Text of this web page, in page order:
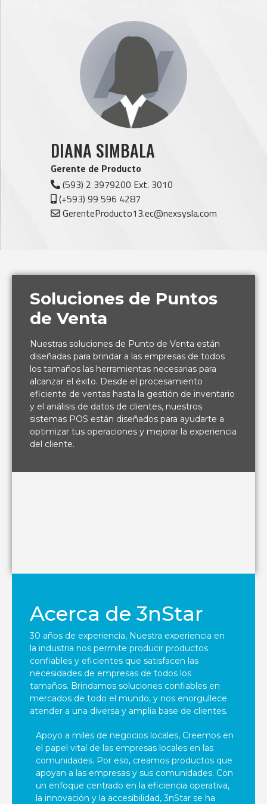
DIANA SIMBALA
Gerente de Producto
(593) 2 3979200 Ext. 3010
(+593) 99 596 4287
GerenteProducto13.ec@nexsysla.com
Soluciones de Puntos
de Venta
Nuestras soluciones de Punto de Venta están
diseñadas para brindar a las empresas de todos
los tamaños las herramientas necesarias para
alcanzar el éxito. Desde el procesamiento
eficiente de ventas hasta la gestión de inventario
y el análisis de datos de clientes, nuestros
sistemas POS están diseñados para ayudarte a
optimizar tus operaciones y mejorar la experiencia
del cliente.
Acerca de 3nStar
30 años de experiencia, Nuestra experiencia en
la industria nos permite producir productos
confiables y eficientes que satisfacen las
necesidades de empresas de todos los
tamaños. Brindamos soluciones confiables en
mercados de todo el mundo, y nos enorgullece
atender a una diversa y amplia base de clientes.
Apoyo a miles de negocios locales, Creemos en
el papel vital de las empresas locales en las
comunidades. Por eso, creamos productos que
apoyan a las empresas y sus comunidades. Con
un enfoque centrado en la eficiencia operativa,
la innovación y la accesibilidad, 3nStar se ha